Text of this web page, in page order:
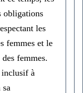
obligations
les
femmes et le
femmes.
inclusif à